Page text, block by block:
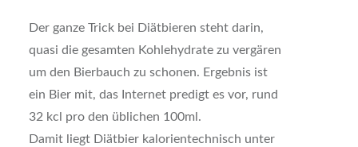
Der ganze Trick bei Diätbieren steht darin,
quasi die gesamten Kohlehydrate zu vergären
um den Bierbauch zu schonen. Ergebnis ist
ein Bier mit, das Internet predigt es vor, rund
32 kcl pro den üblichen 100ml.
Damit liegt Diätbier kalorientechnisch unter